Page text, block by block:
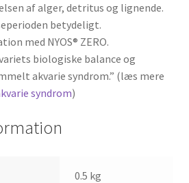
af alger, detritus og lignende.
betydeligt.
med NYOS® ZERO.
biologiske balance og
akvarie syndrom.” (læs mere
syndrom)
0.5 kg